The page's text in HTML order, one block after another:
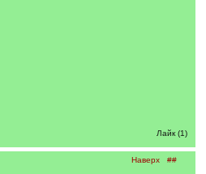
Лайк (1)
Наверх ##